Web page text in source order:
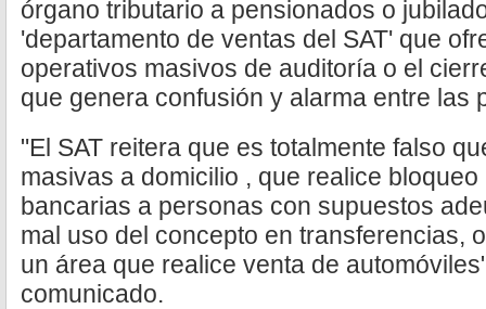
órgano tributario a pensionados o
'departamento de ventas del SAT' que
operativos masivos de auditoría o el
que genera confusión y alarma entre las
"El SAT reitera que es totalmente falso
masivas a domicilio , que realice
bancarias a personas con supuestos
mal uso del concepto en transferencias,
un área que realice venta de
comunicado.